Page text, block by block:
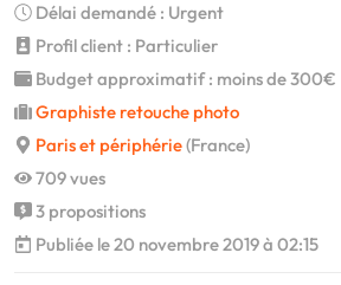
Délai demandé : Urgent
Profil client : Particulier
Budget approximatif : moins de 300€
Graphiste retouche photo
Paris et périphérie(France)
709 vues
3 propositions
Publiée le 20 novembre 2019 à 02:15